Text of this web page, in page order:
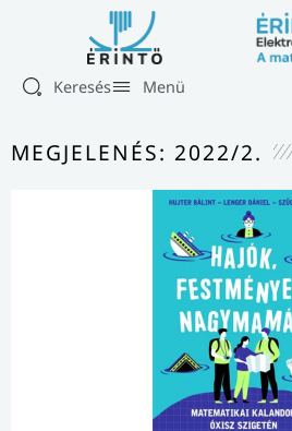
Keresés Menü
MEGJELENÉS: 2022/2.